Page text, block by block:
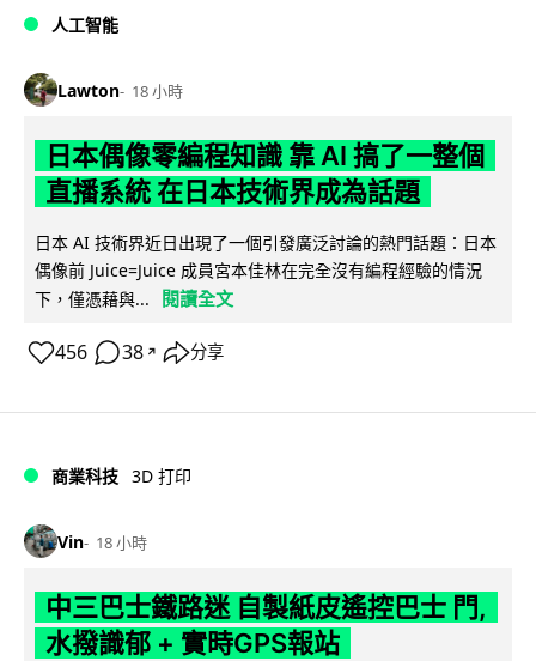
人工智能
Lawton 18 小時
日本偶像零編程知識 靠 AI 搞了一整個
直播系統 在日本技術界成為話題
日本 AI 技術界近日出現了一個引發廣泛討論的熱門話題：日本
偶像前 Juice=Juice 成員宮本佳林在完全沒有編程經驗的情況
下，僅憑藉與...
閱讀全文
456 38 ↗ 分享
商業科技 3D 打印
Vin 18 小時
中三巴士鐵路迷 自製紙皮遙控巴士 門,
水撥識郁 + 實時GPS報站